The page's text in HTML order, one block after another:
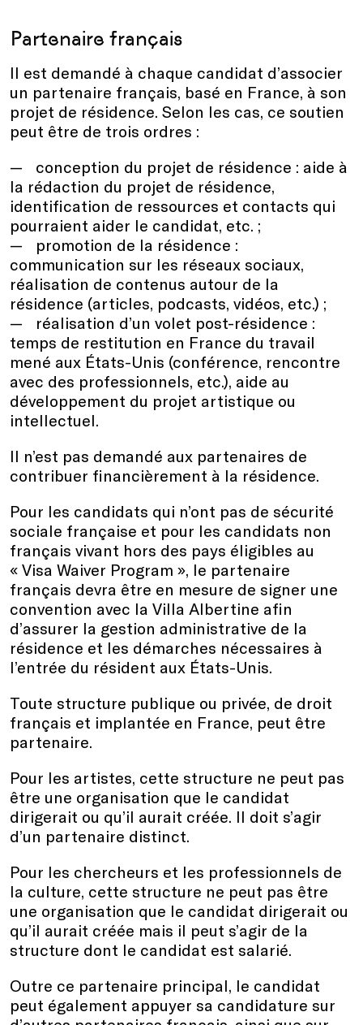
Partenaire français
Il est demandé à chaque candidat d’associer
un partenaire français, basé en France, à son
projet de résidence. Selon les cas, ce soutien
peut être de trois ordres :
conception du projet de résidence : aide à
la rédaction du projet de résidence,
identification de ressources et contacts qui
pourraient aider le candidat, etc. ;
promotion de la résidence :
communication sur les réseaux sociaux,
réalisation de contenus autour de la
résidence (articles, podcasts, vidéos, etc.) ;
réalisation d’un volet post-résidence :
temps de restitution en France du travail
mené aux États-Unis (conférence, rencontre
avec des professionnels, etc.), aide au
développement du projet artistique ou
intellectuel.
Il n’est pas demandé aux partenaires de
contribuer financièrement à la résidence.
Pour les candidats qui n’ont pas de sécurité
sociale française et pour les candidats non
français vivant hors des pays éligibles au
« Visa Waiver Program », le partenaire
français devra être en mesure de signer une
convention avec la Villa Albertine afin
d’assurer la gestion administrative de la
résidence et les démarches nécessaires à
l’entrée du résident aux États-Unis.
Toute structure publique ou privée, de droit
français et implantée en France, peut être
partenaire.
Pour les artistes, cette structure ne peut pas
être une organisation que le candidat
dirigerait ou qu’il aurait créée. Il doit s’agir
d’un partenaire distinct.
Pour les chercheurs et les professionnels de
la culture, cette structure ne peut pas être
une organisation que le candidat dirigerait ou
qu’il aurait créée mais il peut s’agir de la
structure dont le candidat est salarié.
Outre ce partenaire principal, le candidat
peut également appuyer sa candidature sur